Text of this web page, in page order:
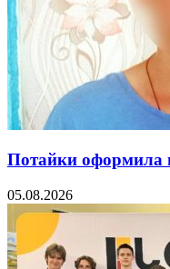
Потайки оформила
05.08.2026